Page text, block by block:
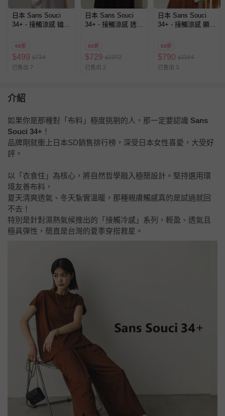
日本 Sans Souci
34+ - 接觸涼感 鑰匙
米白
68折
$499 $734
已售出 7
日本 Sans Souci
34+ - 接觸涼感 透氣
口袋)-黑
68折
$729 $1072
已售出 2
日本 Sans Souci
34+ - 接觸涼感 顯瘦
裝-咖啡棕
68折
$790 $1164
已售出 3
介紹
如果你是那種對「布料」極度挑剔的人，那一定要認識 Sans
Souci 34+ ！
品牌剛就衝上日本SD銷售排行榜，深受日本女性喜愛，大受好
評。
以「衣食住」為核心，將自然哲學融入極簡設計。堅持選用環
境友善布料，
夏天清爽透氣、冬天紮實溫暖，那種親膚觸感真的是試過就回
不去！
特別是針對濕熱氣候推出的「接觸冷感」系列，輕盈、透氣且
極具彈性，簡直是台灣的夏季穿搭救星。